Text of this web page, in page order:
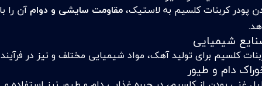
پودر کربنات کلسیم به لاستیک،مقاومت سایشی و دوامآن را
کلسیم برای تولید آهک، مواد شیمیایی مختلف و نیز در